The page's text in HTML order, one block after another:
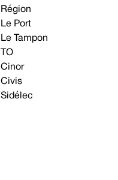
Région
Le Port
Le Tampon
TO
Cinor
Civis
Sidélec